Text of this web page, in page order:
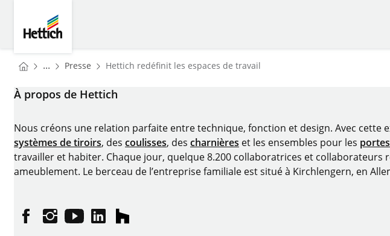
You are here:
Homepage
... Presse Homepage
Hettich redéfinit les espaces de travail
À propos de Hettich
Nous créons une relation parfaite entre technique, fonction et design. Avec
systèmes de tiroirs, des coulisses, des charnières et les ensembles pour les
travailler et habiter. Chaque jour, quelque 8.200 collaboratrices et
ameublement. Le berceau de l’entreprise familiale est situé à Kirchlengern, en
FacebookInstagram
YouTubelinkedinhouzz